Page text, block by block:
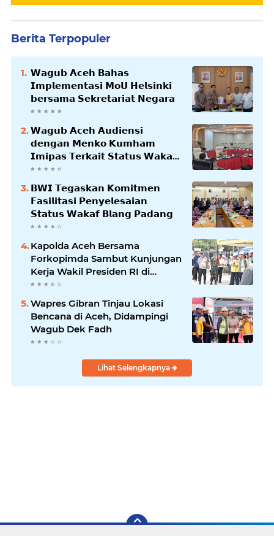
Berita Terpopuler
𝗪𝗮𝗴𝘂𝗯 𝗔𝗰𝗲𝗵 𝗕𝗮𝗵𝗮𝘀
𝗜𝗺𝗽𝗹𝗲𝗺𝗲𝗻𝘁𝗮𝘀𝗶 𝗠𝗼𝗨 𝗛𝗲𝗹𝘀𝗶𝗻𝗸𝗶
𝗯𝗲𝗿𝘀𝗮𝗺𝗮 𝗦𝗲𝗸𝗿𝗲𝘁𝗮𝗿𝗶𝗮𝘁 𝗡𝗲𝗴𝗮𝗿𝗮
𝗪𝗮𝗴𝘂𝗯 𝗔𝗰𝗲𝗵 𝗔𝘂𝗱𝗶𝗲𝗻𝘀𝗶
𝗱𝗲𝗻𝗴𝗮𝗻 𝗠𝗲𝗻𝗸𝗼 𝗞𝘂𝗺𝗵𝗮𝗺
𝗜𝗺𝗶𝗽𝗮𝘀 𝗧𝗲𝗿𝗸𝗮𝗶𝘁 𝗦𝘁𝗮𝘁𝘂𝘀 𝗪𝗮𝗸𝗮𝗳
𝗕𝗹𝗮𝗻𝗴𝗽𝗮𝗱𝗮𝗻𝗴
𝗕𝗪𝗜 𝗧𝗲𝗴𝗮𝘀𝗸𝗮𝗻 𝗞𝗼𝗺𝗶𝘁𝗺𝗲𝗻
𝗙𝗮𝘀𝗶𝗹𝗶𝘁𝗮𝘀𝗶 𝗣𝗲𝗻𝘆𝗲𝗹𝗲𝘀𝗮𝗶𝗮𝗻
𝗦𝘁𝗮𝘁𝘂𝘀 𝗪𝗮𝗸𝗮𝗳 𝗕𝗹𝗮𝗻𝗴 𝗣𝗮𝗱𝗮𝗻𝗴
Kapolda Aceh Bersama
Forkopimda Sambut Kunjungan
Kerja Wakil Presiden RI di
Kabupaten Bireuen
Wapres Gibran Tinjau Lokasi
Bencana di Aceh, Didampingi
Wagub Dek Fadh
Lihat Selengkapnya